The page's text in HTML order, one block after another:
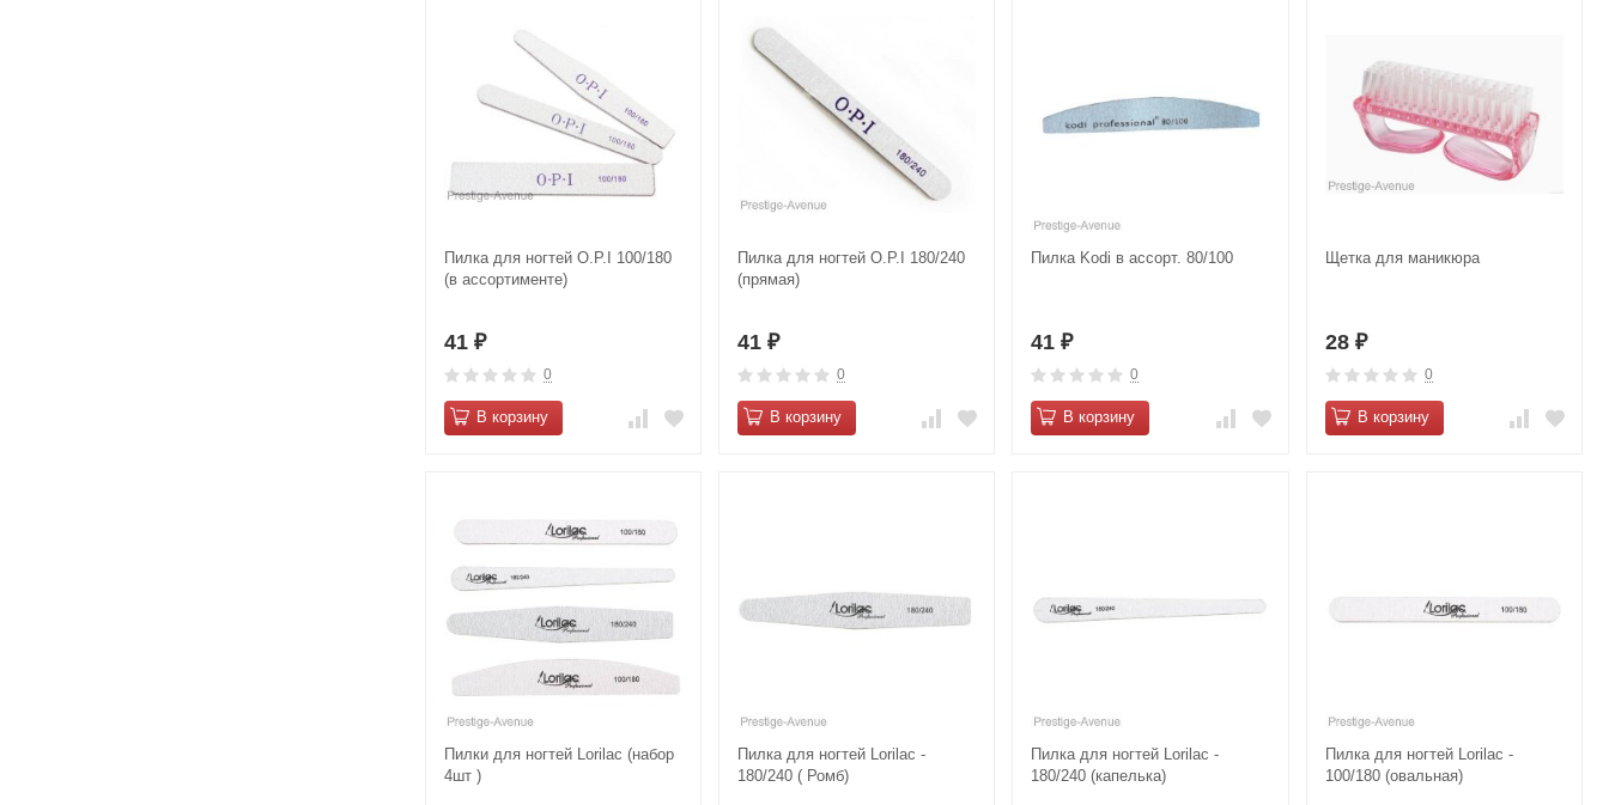
Пилка для ногтей O.P.I 100/180
(в ассортименте)
41 ₽
0
В корзину
Пилка для ногтей O.P.I 180/240
(прямая)
41 ₽
0
В корзину
Пилка Kodi в ассорт. 80/100
41₽
0
В корзину
Щетка для маникюра
28 ₽
0
В корзину
Пилки для ногтей Lorilac (набор
4шт )
Пилка для ногтей Lorilac -
180/240 ( Ромб)
Пилка для ногтей Lorilac -
180/240 (капелька)
Пилка для ногтей Lorilac -
100/180 (овальная)